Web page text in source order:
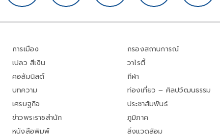
การเมือง
เปลว สีเงิน
คอลัมนิสต์
บทความ
เศรษฐกิจ
ข่าวพระราชสำนัก
หนังสือพิมพ์
กรองสถานการณ์
วาไรตี้
กีฬา
ท่องเที่ยว – ศิลปวัฒนธรรม
ประชาสัมพันธ์
ภูมิภาค
สิ่งแวดล้อม